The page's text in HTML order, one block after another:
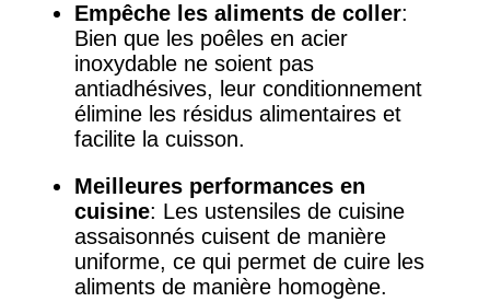
Empêche les aliments de coller:
Bien que les poêles en acier
inoxydable ne soient pas
antiadhésives, leur conditionnement
élimine les résidus alimentaires et
facilite la cuisson.
Meilleures performances en
cuisine: Les ustensiles de cuisine
assaisonnés cuisent de manière
uniforme, ce qui permet de cuire les
aliments de manière homogène.